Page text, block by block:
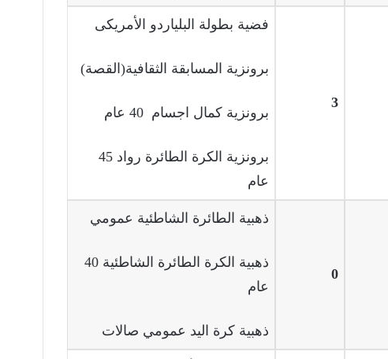
3
فضية بطولة البلياردو الأمريكى
برونزية المسابقة الثقافية(القصة)
برونزية كمال اجسام 40 عام
برونزية الكرة الطائرة رواد 45
عام
0
ذهبية الطائرة الشاطئية عمومي
ذهبية الكرة الطائرة الشاطئية 40
عام
ذهبية كرة اليد عمومي صالات